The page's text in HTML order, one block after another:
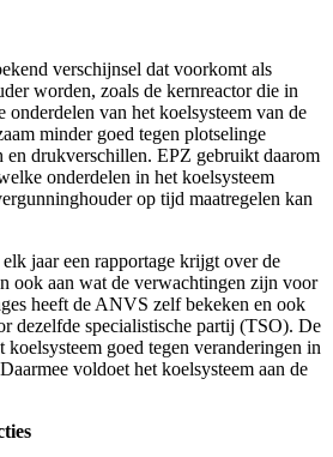
verschijnsel dat voorkomt als
worden, zoals de kernreactor die in
onderdelen van het koelsysteem van de
minder goed tegen plotselinge
en drukverschillen. EPZ gebruikt daarom
onderdelen in het koelsysteem
op tijd maatregelen kan
jaar een rapportage krijgt over de
ook aan wat de verwachtingen zijn voor
heeft de ANVS zelf bekeken en ook
dezelfde specialistische partij (TSO). De
koelsysteem goed tegen veranderingen in
voldoet het koelsysteem aan de